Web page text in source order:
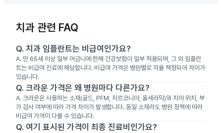
치과 관련 FAQ
Q. 치과 임플란트는 비급여인가요?
A. 만 65세 이상 일부 어금니에 한해 건강보험이 일부 적용되며, 그 외 임플란
트는 비급여 진료에 해당합니다. 비급여 가격은 병원별로 자율 책정되어 차이가
있습니다.
Q. 크라운 가격은 왜 병원마다 다른가요?
A. 크라운은 사용하는 소재(골드, PFM, 지르코니아, 올세라믹)와 치아 위치, 부
가 검사 여부에 따라 가격 차이가 발생합니다. 동일 소재라도 병원 정책에 따라
비급여 가격이 다를 수 있습니다.
Q. 여기 표시된 가격이 최종 진료비인가요?